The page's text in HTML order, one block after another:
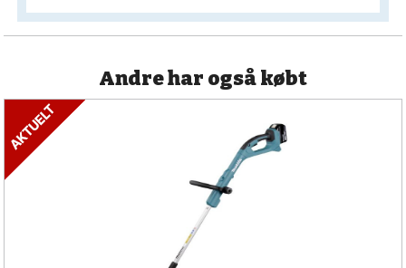
Andre har også købt